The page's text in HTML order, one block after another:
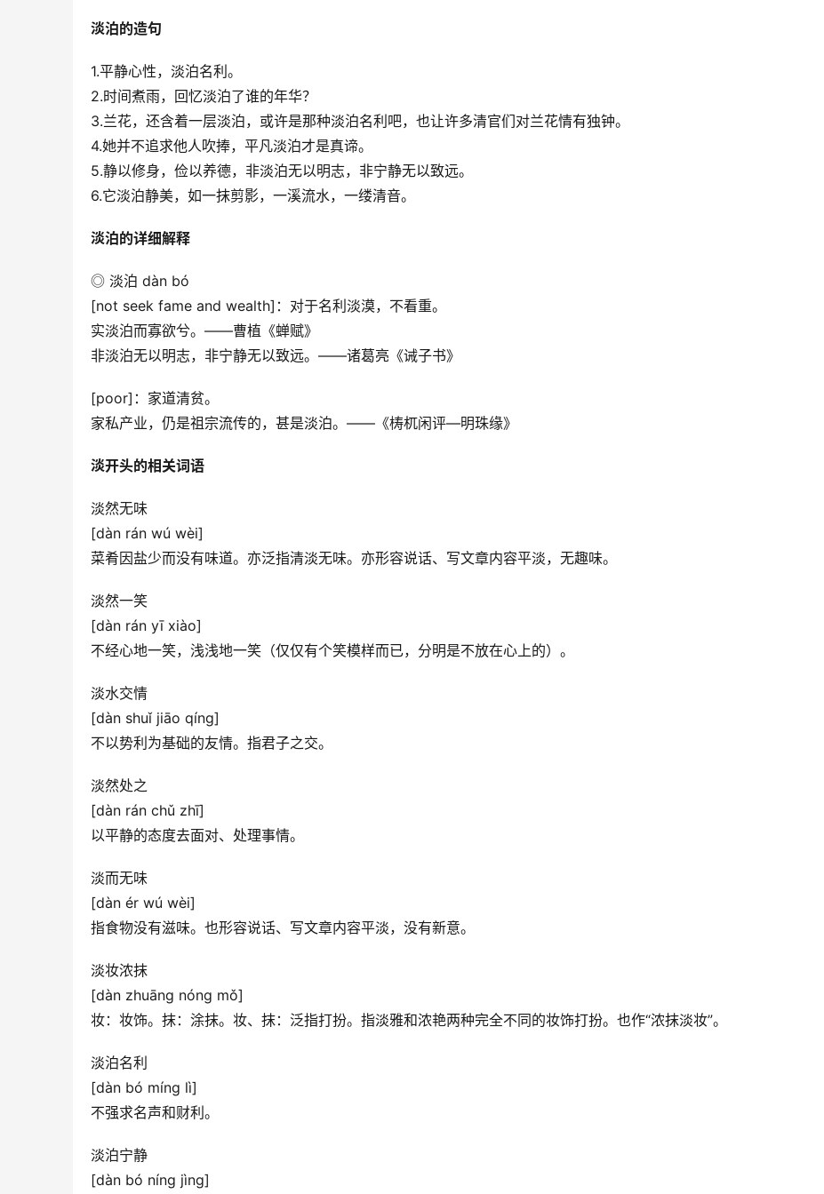
淡泊的造句
1.平静心性，淡泊名利。
2.时间煮雨，回忆淡泊了谁的年华？
3.兰花，还含着一层淡泊，或许是那种淡泊名利吧，也让许多清官们对兰花情有独钟。
4.她并不追求他人吹捧，平凡淡泊才是真谛。
5.静以修身，俭以养德，非淡泊无以明志，非宁静无以致远。
6.它淡泊静美，如一抹剪影，一溪流水，一缕清音。
淡泊的详细解释
◎ 淡泊 dàn bó
[not seek fame and wealth]：对于名利淡漠，不看重。
实淡泊而寡欲兮。——曹植《蝉赋》
非淡泊无以明志，非宁静无以致远。——诸葛亮《诫子书》
[poor]：家道清贫。
家私产业，仍是祖宗流传的，甚是淡泊。——《梼杌闲评—明珠缘》
淡开头的相关词语
淡然无味
[dàn rán wú wèi]
菜肴因盐少而没有味道。亦泛指清淡无味。亦形容说话、写文章内容平淡，无趣味。
淡然一笑
[dàn rán yī xiào]
不经心地一笑，浅浅地一笑（仅仅有个笑模样而已，分明是不放在心上的）。
淡水交情
[dàn shuǐ jiāo qíng]
不以势利为基础的友情。指君子之交。
淡然处之
[dàn rán chǔ zhī]
以平静的态度去面对、处理事情。
淡而无味
[dàn ér wú wèi]
指食物没有滋味。也形容说话、写文章内容平淡，没有新意。
淡妆浓抹
[dàn zhuāng nóng mǒ]
妆：妆饰。抹：涂抹。妆、抹：泛指打扮。指淡雅和浓艳两种完全不同的妆饰打扮。也作“浓抹淡妆”。
淡泊名利
[dàn bó míng lì]
不强求名声和财利。
淡泊宁静
[dàn bó níng jìng]